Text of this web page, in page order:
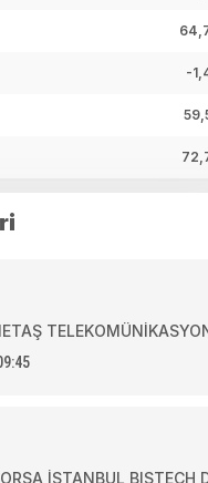
-
İSTANBUL BISTECH